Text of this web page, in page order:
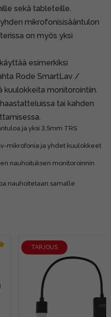
sekä tableteille.
mikrofonisisääntulon
on myös yksi
esimerkiksi
Rode SmartLav /
kuulokkeita monitorointiin.
tai kahden
ja yksi 3,5mm TRS
mikrofonia ja yhdet kuulokkeet
nauhoituksen monitoroinnin
nauhoitetaan samalle
TARJOUS